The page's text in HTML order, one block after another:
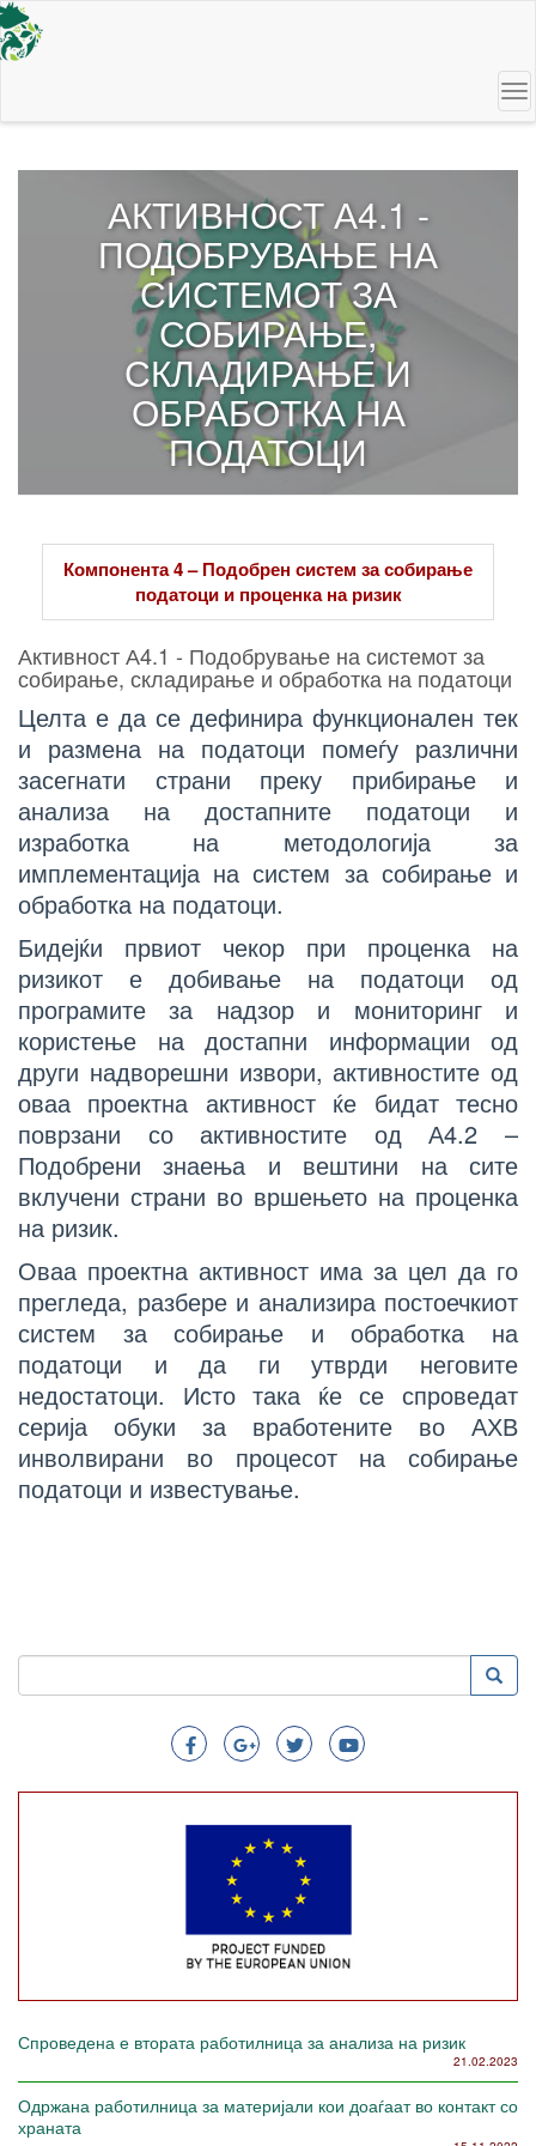
Skip
to
main
АКТИВНОСТ А4.1 -
ПОДОБРУВАЊЕ НА
СИСТЕМОТ ЗА
СОБИРАЊЕ,
СКЛАДИРАЊЕ И
ОБРАБОТКА НА
ПОДАТОЦИ
Компонента 4 – Подобрен систем за собирање
податоци и проценка на ризик
Активност А4.1 - Подобрување на системот за
собирање, складирање и обработка на податоци
Целта е да се дефинира функционален тек
и размена на податоци помеѓу различни
засегнати страни преку прибирање и
анализа на достапните податоци и
изработка на методологија за
имплементација на систем за собирање и
обработка на податоци.
Бидејќи првиот чекор при проценка на
ризикот е добивање на податоци од
програмите за надзор и мониторинг и
користење на достапни информации од
други надворешни извори, активностите од
оваа проектна активност ќе бидат тесно
поврзани со активностите од А4.2 –
Подобрени знаења и вештини на сите
вклучени страни во вршењето на проценка
на ризик.
Оваа проектна активност има за цел да го
прегледа, разбере и анализира постоечкиот
систем за собирање и обработка на
податоци и да ги утврди неговите
недостатоци. Исто така ќе се спроведат
серија обуки за вработените во АХВ
инволвирани во процесот на собирање
податоци и известување.
Search
Пребарување
Спроведена е втората работилница за анализа на ризик
21.02.2023
Одржана работилница за материјали кои доаѓаат во контакт со
храната